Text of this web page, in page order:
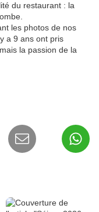
du restaurant : la
les photos de nos
a 9 ans ont pris
la passion de la